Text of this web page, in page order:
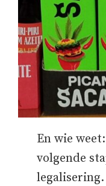
En wie
volgende